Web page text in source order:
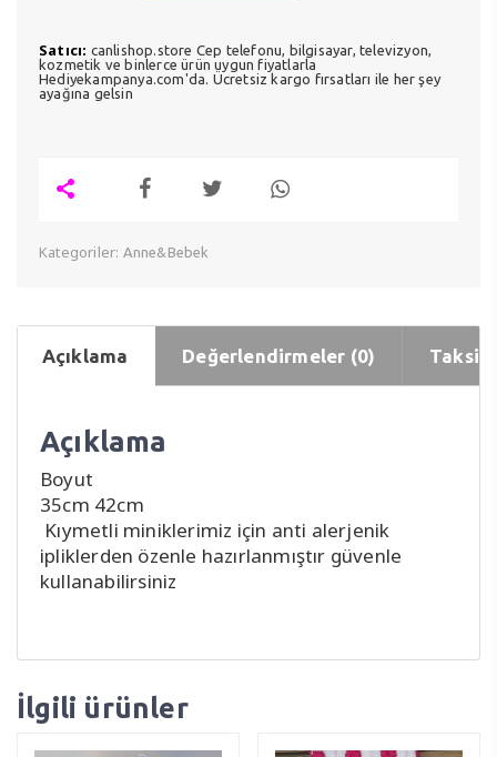
Satıcı: canlishop.store Cep telefonu, bilgisayar, televizyon,
kozmetik ve binlerce ürün uygun fiyatlarla
Hediyekampanya.com'da. Ücretsiz kargo fırsatları ile her şey
ayağına gelsin
Kategoriler: Anne&Bebek
Açıklama Değerlendirmeler (0) Taksit
Açıklama
Boyut
35cm 42cm
Kıymetli miniklerimiz için anti alerjenik
ipliklerden özenle hazırlanmıştır güvenle
kullanabilirsiniz
İlgili ürünler